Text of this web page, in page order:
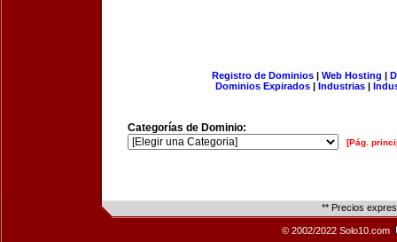
Registro de Dominios| Web Hosting |
Dominios Expirados | Industrias |
Categorías de Dominio:
[Pág.
** Precios
© 2002/2022 Solo10.com